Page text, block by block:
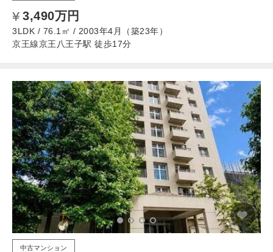
3,490万円
3LDK / 76.1㎡ / 2003年4月（築23年）
京王線京王八王子駅 徒歩17分
中古マンション